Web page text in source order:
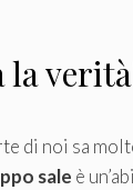
la
di noi sa
sale è